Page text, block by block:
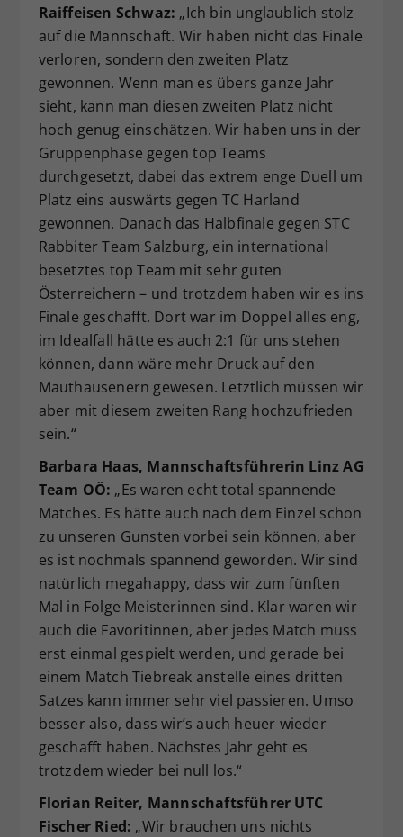
Raiffeisen Schwaz: „Ich bin unglaublich stolz
auf die Mannschaft. Wir haben nicht das Finale
verloren, sondern den zweiten Platz
gewonnen. Wenn man es übers ganze Jahr
sieht, kann man diesen zweiten Platz nicht
hoch genug einschätzen. Wir haben uns in der
Gruppenphase gegen top Teams
durchgesetzt, dabei das extrem enge Duell um
Platz eins auswärts gegen TC Harland
gewonnen. Danach das Halbfinale gegen STC
Rabbiter Team Salzburg, ein international
besetztes top Team mit sehr guten
Österreichern – und trotzdem haben wir es ins
Finale geschafft. Dort war im Doppel alles eng,
im Idealfall hätte es auch 2:1 für uns stehen
können, dann wäre mehr Druck auf den
Mauthausenern gewesen. Letztlich müssen wir
aber mit diesem zweiten Rang hochzufrieden
sein.“
Barbara Haas, Mannschaftsführerin Linz AG
Team OÖ: „Es waren echt total spannende
Matches. Es hätte auch nach dem Einzel schon
zu unseren Gunsten vorbei sein können, aber
es ist nochmals spannend geworden. Wir sind
natürlich megahappy, dass wir zum fünften
Mal in Folge Meisterinnen sind. Klar waren wir
auch die Favoritinnen, aber jedes Match muss
erst einmal gespielt werden, und gerade bei
einem Match Tiebreak anstelle eines dritten
Satzes kann immer sehr viel passieren. Umso
besser also, dass wir’s auch heuer wieder
geschafft haben. Nächstes Jahr geht es
trotzdem wieder bei null los.“
Florian Reiter, Mannschaftsführer UTC
Fischer Ried: „Wir brauchen uns nichts